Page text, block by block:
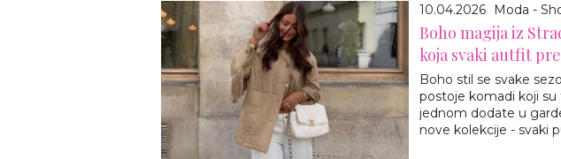
10.04.2026 Moda -
Boho magija iz
koja svaki autfit
Boho stil se svake
postoje komadi koji su
jednom dodate u
nove kolekcije - svaki